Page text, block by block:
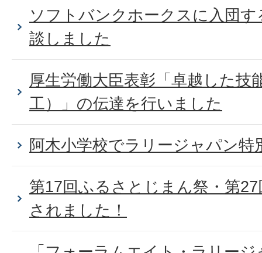
ソフトバンクホークスに入団
談しました
厚生労働大臣表彰「卓越した技
工）」の伝達を行いました
阿木小学校でラリージャパン特
第17回ふるさとじまん祭・第
されました！